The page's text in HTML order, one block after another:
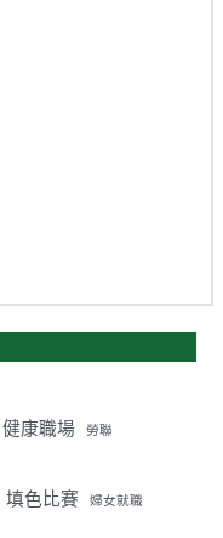
健康職場 勞聯
填色比賽 婦女就職